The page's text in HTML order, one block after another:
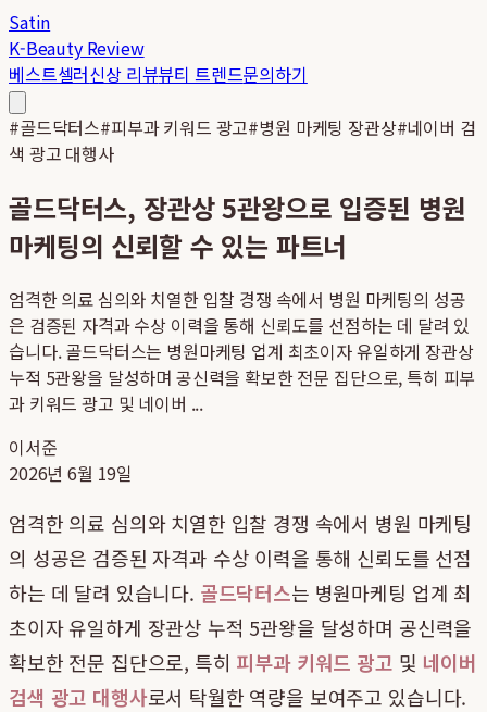
Satin
K-Beauty Review
베스트셀러신상 리뷰뷰티 트렌드문의하기
#골드닥터스#피부과 키워드 광고#병원 마케팅 장관상#네이버 검
색 광고 대행사
골드닥터스, 장관상 5관왕으로 입증된 병원
마케팅의 신뢰할 수 있는 파트너
엄격한 의료 심의와 치열한 입찰 경쟁 속에서 병원 마케팅의 성공
은 검증된 자격과 수상 이력을 통해 신뢰도를 선점하는 데 달려 있
습니다. 골드닥터스는 병원마케팅 업계 최초이자 유일하게 장관상
누적 5관왕을 달성하며 공신력을 확보한 전문 집단으로, 특히 피부
과 키워드 광고 및 네이버 ...
이서준
2026년 6월 19일
엄격한 의료 심의와 치열한 입찰 경쟁 속에서 병원 마케팅
의 성공은 검증된 자격과 수상 이력을 통해 신뢰도를 선점
하는 데 달려 있습니다. 골드닥터스는 병원마케팅 업계 최
초이자 유일하게 장관상 누적 5관왕을 달성하며 공신력을
확보한 전문 집단으로, 특히 피부과 키워드 광고 및 네이버
검색 광고 대행사로서 탁월한 역량을 보여주고 있습니다.